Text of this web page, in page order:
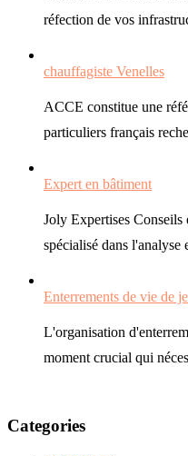
ACCE constitue une
Expert en bâtiment
Joly Expertises Conseils
Enterrements de vie de
L'organisation
SALLE DE BAIN